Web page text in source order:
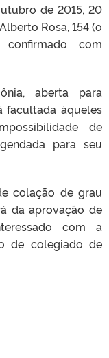
de 2015, 20
Rosa, 154 (o
com
aberta para
facultada àqueles
de
para seu
colação de grau
da aprovação de
com a
de colegiado de